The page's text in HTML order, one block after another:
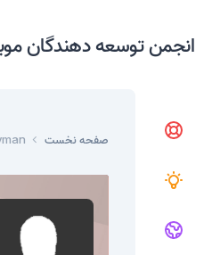
انجمن توسعه دهندگان
صفحه نخست